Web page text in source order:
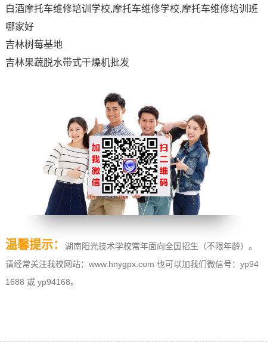
白酒摩托车维修培训学校,摩托车维修学校,摩托车维修培训班
哪家好
吉林树莓基地
吉林果蔬脱水带式干燥机批发
温馨提示：
湖南阳光技术学校常年面向全国招生（不限年龄）。
请经常关注我校网站：www.hnygpx.com 也可以加我们微信号：yp94
1688 或 yp94168。